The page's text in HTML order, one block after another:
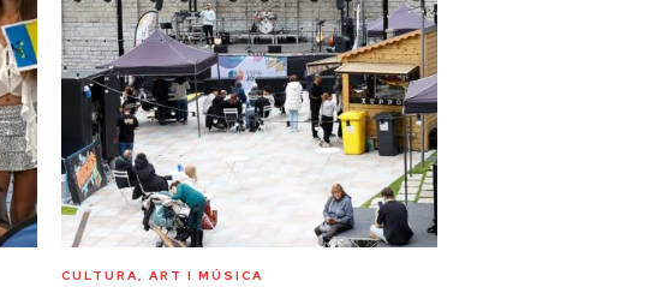
CULTURA, ART I MÚSICA